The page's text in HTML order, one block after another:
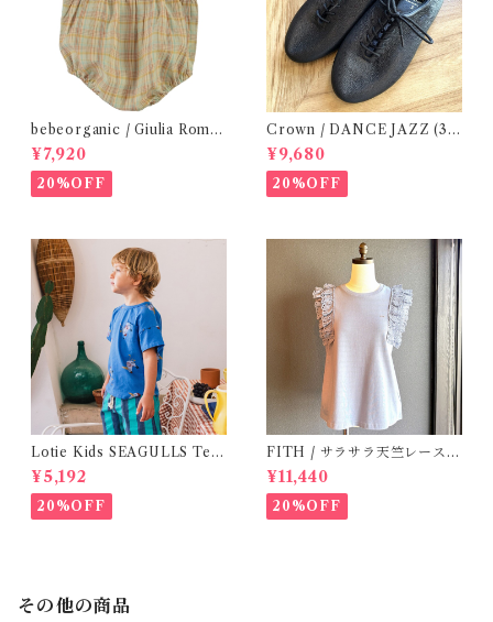
bebeorganic / Giulia Romp
er Lagoon Check( 6・12ｍ)
¥7,920
20%OFF
Crown / DANCE JAZZ (3:2
2cm / 6:24-24,5 ) Black
¥9,680
20%OFF
Lotie Kids SEAGULLS Tee
(12m- 8Y)
¥5,192
20%OFF
FITH / サラサラ天竺レースT
シャツ (BL) / 145・155
¥11,440
20%OFF
その他の商品